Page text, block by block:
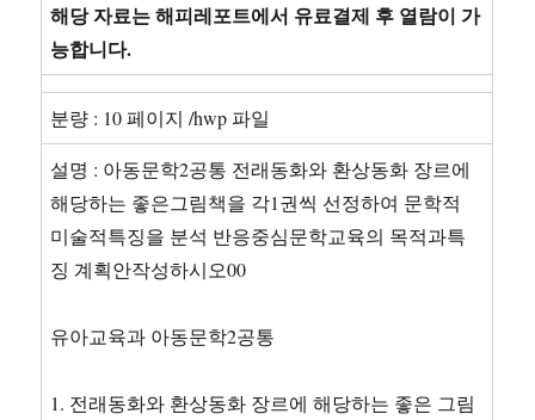
해당 자료는 해피레포트에서 유료결제 후 열람이 가
능합니다.
분량 : 10 페이지 /hwp 파일
설명 : 아동문학2공통 전래동화와 환상동화 장르에
해당하는 좋은그림책을 각1권씩 선정하여 문학적
미술적특징을 분석 반응중심문학교육의 목적과특
징 계획안작성하시오00
유아교육과 아동문학2공통
1. 전래동화와 환상동화 장르에 해당하는 좋은 그림